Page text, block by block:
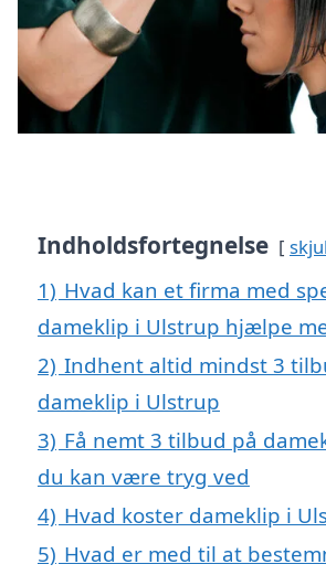
Indholdsfortegnelse skjul
1) Hvad kan et firma med
dameklip i Ulstrup hjælpe
2) Indhent altid mindst 3
dameklip i Ulstrup
3) Få nemt 3 tilbud på
du kan være tryg ved
4) Hvad koster dameklip i
5) Hvad er med til at